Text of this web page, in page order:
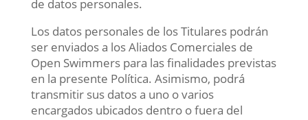
de datos personales.
Los datos personales de los Titulares podrán
ser enviados a los Aliados Comerciales de
Open Swimmers para las finalidades previstas
en la presente Política. Asimismo, podrá
transmitir sus datos a uno o varios
encargados ubicados dentro o fuera del